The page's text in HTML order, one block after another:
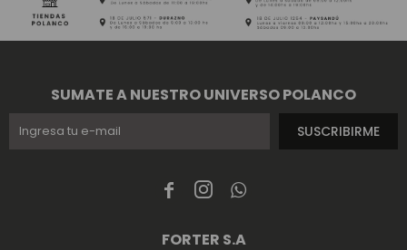
  
FORTER S.A
SUMATE A NUESTRO UNIVERSO POLANCO
SUSCRIBIRME